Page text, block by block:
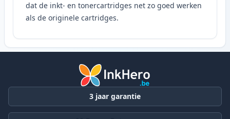
dat de inkt- en tonercartridges net zo goed werken
als de originele cartridges.
3 jaar garantie